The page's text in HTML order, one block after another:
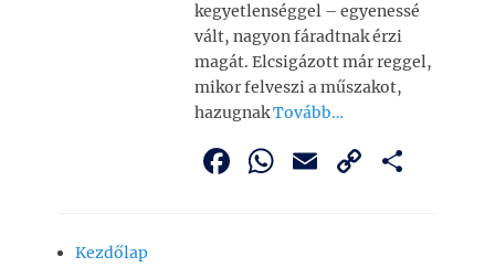
kegyetlenséggel – egyenessé
vált, nagyon fáradtnak érzi
magát. Elcsigázott már reggel,
mikor felveszi a műszakot,
hazugnakTovább…
F
W E
C
Kezdőlap